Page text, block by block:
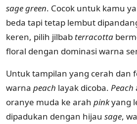
sage green. Cocok untuk kamu
beda tapi tetap lembut
keren, pilih jilbab terracotta
floral dengan dominasi warna
Untuk tampilan yang cerah dan
warna peach layak dicoba. Peach
oranye muda ke arah pinkyang
dipadukan dengan hijau sage,